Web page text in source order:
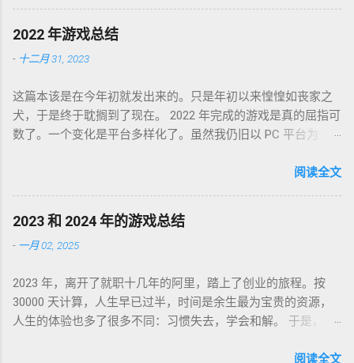
盛开，RSS 之父自戕，开源日益沦为资本巨鳄博弈的棋子。 这
个光怪陆离的世界，不是游戏中的虚幻场景，却是千千万万个
如我一样的人鞠躬尽瘁亲手打造的魔幻现实。这可是我曾希冀
世界如此复杂，我连这巨轮的去向也无从分辨。 辗转无眠的夜
晚，陪在枕边的便是金庸老先生的几部书。每每读到若有所
悟，才能在黎明前草草小憩。老先生从武侠到无侠，层层递进
喜，又把这个江湖的规则层层解构，推演其间各式人格向现实
投影的境遇和选择。 老先生开卷入世，却又早早封笔，不做答
案，只在笔墨尽处引人向善。困顿时能读到这样的文字，我心
存感激。 枕边已无金庸，经典心中长存。
2022 年游戏总结
- 十二月 31, 2023
这篇本该是在今年初就发出来的。只是年初以来惶惶如丧家之
犬，于是终于耽搁到了现在。 2022 年完成的游戏是真的屈指可
数了。一个变化是平台多样化了。虽然我仍旧以 PC 平台为
Partisans 1941，中文名「苏军游击队 1941」，2022-01-03 通
喜欢这个背景而已，系统并不很出彩，故事中规中矩，人物刻
画一般。估计不是特别喜欢这类题材的同学都不会看到这款游
戏。 Lost Ruins，2022-01-09 通关，GoG 记录 7 小时。萌系像
种，故事属于玩后即忘的类型，到现在只记得有件装备叫死库
水。 Kena: Bridge of Spirits，中文名「凯娜：灵魂之桥」，
2022-02-01 通关，Epic 平台没有耗时记录，不过印象里流程不
阅读全文
2023 和 2024 年的游戏总结
- 一月 02, 2025
2023 年，离开了就职十几年的阿里，踏上了创业的旅程。按
30000 天计算，人生早已过半，时间是余生最为宝贵的资源，
人生的体验也多了很多不同：习惯失去，学会和解。 于是，是
要。对于游戏的执念，也终于松动，毕竟要花费最为宝贵的资
阅读全文